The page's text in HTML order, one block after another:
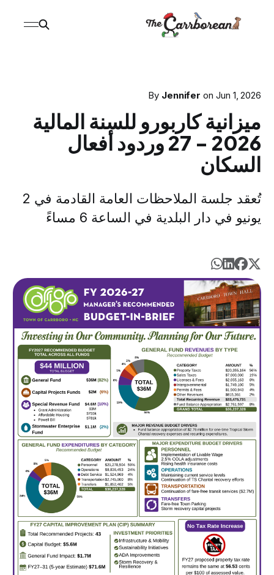
By Jennifer on Jun 1, 2026
ميزانية كاربورو للسنة المالية
2026 - 27 وردود أفعال
السكان
تُعقد جلسة الملاحظات العامة القادمة في 2
يونيو في دار البلدية في الساعة 6 مساءً